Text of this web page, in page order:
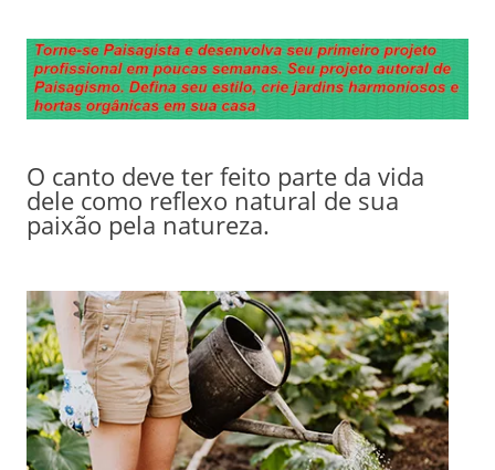
O canto deve ter feito parte da vida
dele como reflexo natural de sua
paixão pela natureza.